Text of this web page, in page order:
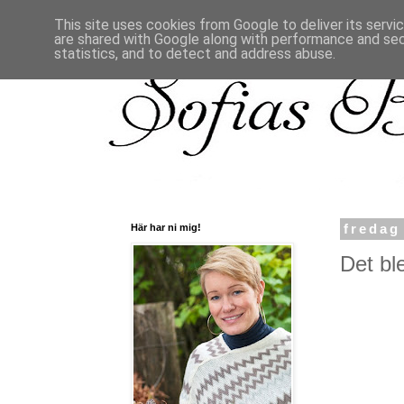
fredag
Det
Här har ni mig!
This site uses cookies from Google to deliver its
are shared with Google along with performance and
statistics, and to detect and address abuse.